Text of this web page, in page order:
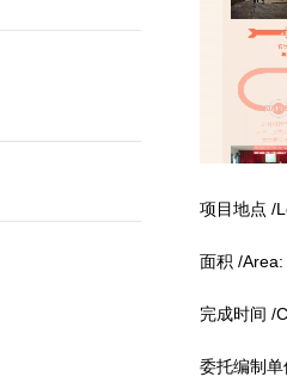
项目地点 /
面积 /
完成时间 /
委托编制